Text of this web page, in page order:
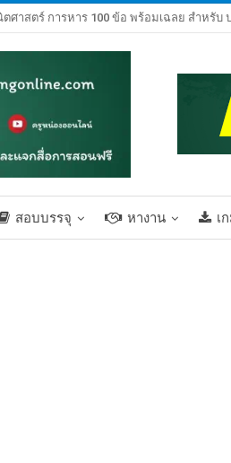
ศาสตร์ การหาร 100 ข้อ พร้อมเฉลย สำหรับ
สอบบรรจุ หางาน เ